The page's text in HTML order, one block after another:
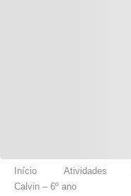
Início Atividades
Calvin – 6º ano